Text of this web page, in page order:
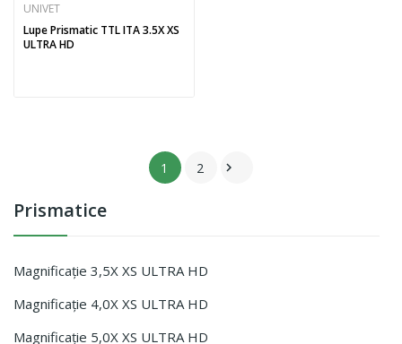
Prismatice
Magnificație 3,5X XS ULTRA HD
Magnificație 4,0X XS ULTRA HD
Magnificație 5,0X XS ULTRA HD
UNIVET
Lupe Prismatic TTL ITA 3.5X XS
ULTRA HD
1 2 